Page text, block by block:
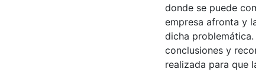
donde se puede
empresa afronta y la
dicha problemática.
conclusiones y
realizada para que la